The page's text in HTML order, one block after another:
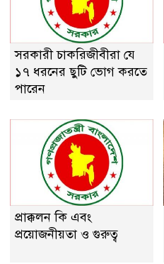
সরকারী চাকরিজীবীরা যে
১৭ ধরনের ছুটি ভোগ করতে
পারেন
প্রাক্কলন কি এবং
প্রয়ােজনীয়তা ও গুরুত্ব